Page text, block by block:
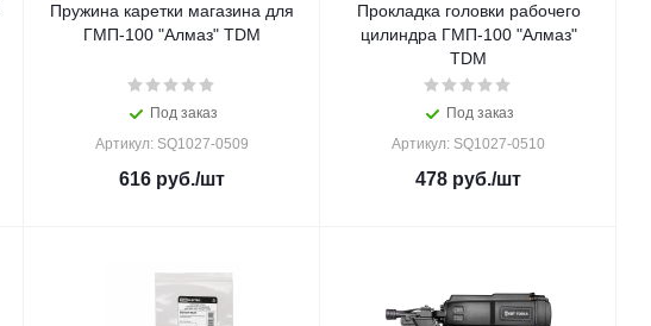
Пружина каретки магазина для
ГМП-100 "Алмаз" TDM
Под заказ
Артикул: SQ1027-0509
616 руб./шт
Прокладка головки рабочего
цилиндра ГМП-100 "Алмаз"
TDM
Под заказ
Артикул: SQ1027-0510
478 руб./шт